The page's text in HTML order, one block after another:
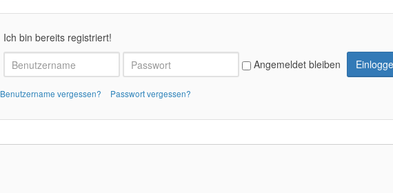
Ich bin bereits registriert!
Angemeldet bleiben
Benutzername vergessen? Passwort vergessen?